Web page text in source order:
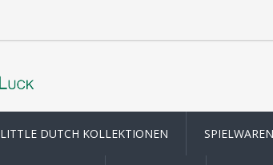
LITTLE DUTCH KOLLEKTIONEN SPIELWAREN